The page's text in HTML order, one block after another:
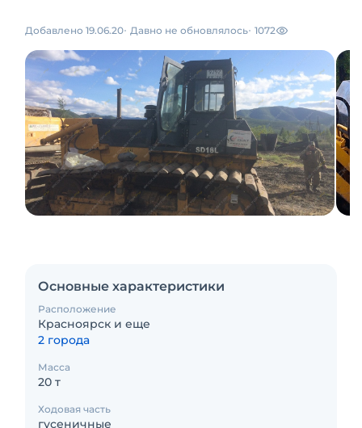
Добавлено 19.06.20 Давно не обновлялось 1072
Основные характеристики
Расположение
Красноярск и еще
2 города
Масса
20 т
Ходовая часть
гусеничные